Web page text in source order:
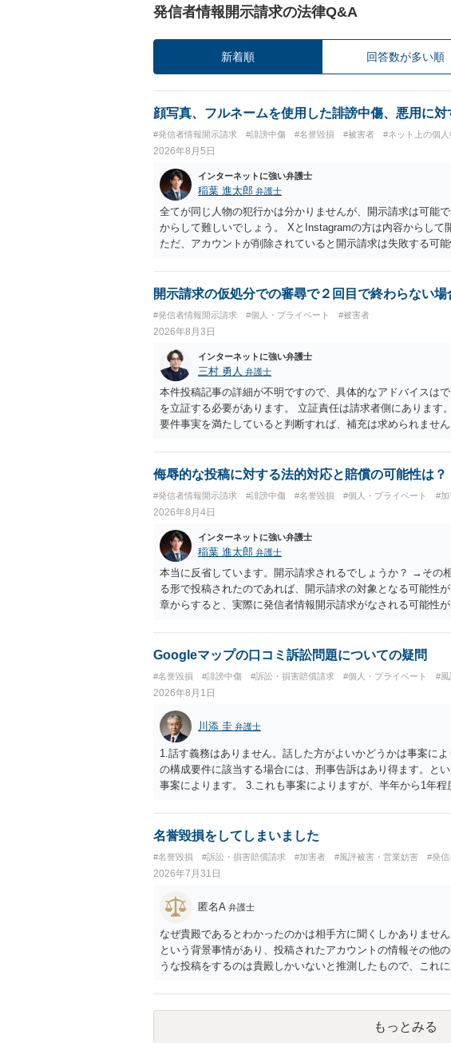
発信者情報開示請求の法律Q&A
新着順 回答数が多い順
顔写真、フルネームを使用した誹謗中傷、悪用に
#発信者情報開示請求 #誹謗中傷 #名誉毀損 #被害者 #ネット上の個
2026年8月5日
インターネットに強い弁護士
稲葉 進太郎 弁護士
全てが同じ人物の犯行かは分かりませんが、開示請求は可能
からして難しいでしょう。 XとInstagramの方は内容からして
ただ、アカウントが削除されていると開示請求は失敗する可
相手に全ての弁護士費用を負担させることは可能でしょうか
せることができるでしょう。訴訟で判決となった場合は、実
開示請求の仮処分での審尋で２回目で終わらない
#発信者情報開示請求 #個人・プライベート #被害者
2026年8月3日
インターネットに強い弁護士
三村 勇人 弁護士
本件投稿記事の詳細が不明ですので、具体的なアドバイスは
を立証する必要があります。 立証責任は請求者側にあります
要件事実を満たしていると判断すれば、補充は求められませ
はXのため、APのIPアドレスの保存期間の問題もございます
だけでは足りず、実務を踏まえた方法を選択することが重要で
侮辱的な投稿に対する法的対応と賠償の可能性は？
#発信者情報開示請求 #誹謗中傷 #名誉毀損 #個人・プライベート #加
2026年8月4日
インターネットに強い弁護士
稲葉 進太郎 弁護士
本当に反省しています。開示請求されるでしょうか？ →その
る形で投稿されたのであれば、開示請求の対象となる可能性
章からすると、実際に発信者情報開示請求がなされる可能性
カウントの登録メールに意見照会がなされます。 また、さ
スバイケースであり、数万円から１００万単位まで様々でし
Googleマップの口コミ訴訟問題についての疑問
#名誉毀損 #誹謗中傷 #訴訟・損害賠償請求 #個人・プライベート #風
2026年8月1日
川添 圭 弁護士
1.話す義務はありません。話した方がよいかどうかは事案に
の構成要件に該当する場合には、刑事告訴はあり得ます。と
事案によります。 3.これも事案によりますが、半年から1年
さらにいえば、利用者からの口コミ投稿の場合、開示請求者
証拠による裏付けか必要なので発信者情報開示請求をする）
名誉毀損をしてしまいました
#名誉毀損 #訴訟・損害賠償請求 #加害者 #風評被害・営業妨害 #発
2026年7月31日
匿名A 弁護士
なぜ貴殿であるとわかったのかは相手方に聞くしかありませ
という背景事情があり、投稿されたアカウントの情報その他
うな投稿をするのは貴殿しかいないと推測したもので、これ
すので何とも言えません。公開の場で回答するには情報が乏
の特定に繋がってしまうので、弁護士へ直接相談した方がよ
もっとみる